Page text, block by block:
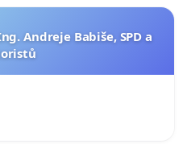
Andreje Babiše, SPD a